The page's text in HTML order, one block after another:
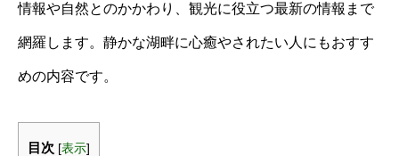
情報や自然とのかかわり、観光に役立つ最新の情報まで
網羅します。静かな湖畔に心癒やされたい人にもおすす
めの内容です。
目次 [表示]